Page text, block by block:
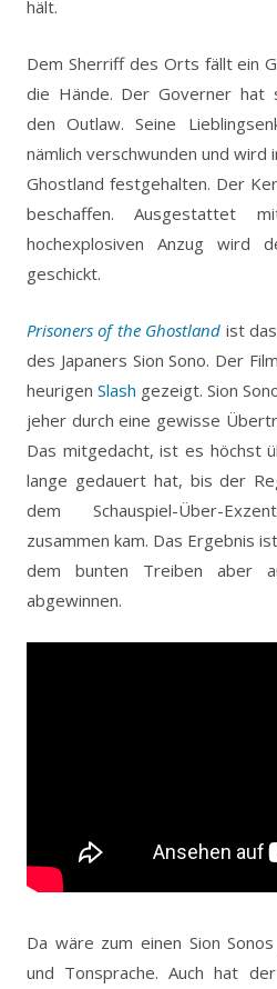
hält.
Dem Sherriff des Orts fällt ein
die Hände. Der Governer hat
den Outlaw. Seine
nämlich verschwunden und
Ghostland festgehalten. Der
beschaffen. Ausgestattet
hochexplosiven Anzug wird
geschickt.
Prisoners of the Ghostland ist
des Japaners Sion Sono. Der
heurigen Slash gezeigt. Sion
jeher durch eine gewisse
Das mitgedacht, ist es höchst
lange gedauert hat, bis der
dem Schauspiel-Über-
zusammen kam. Das Ergebnis
dem bunten Treiben aber
abgewinnen.
Da wäre zum einen Sion
und Tonsprache. Auch hat